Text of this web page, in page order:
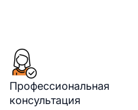
Профессиональная
консультация